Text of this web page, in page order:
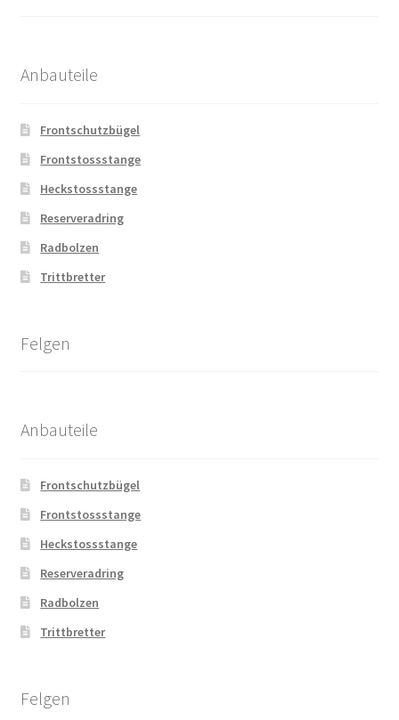
Anbauteile
Frontschutzbügel
Frontstossstange
Heckstossstange
Reserveradring
Radbolzen
Trittbretter
Felgen
Anbauteile
Frontschutzbügel
Frontstossstange
Heckstossstange
Reserveradring
Radbolzen
Trittbretter
Felgen